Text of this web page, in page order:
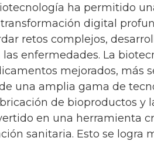
ha permitido
digital
retos complejos,
las enfermedades. La
mejorados, más
una amplia gama de
de bioproductos y
en una herramienta
sanitaria. Esto se logra